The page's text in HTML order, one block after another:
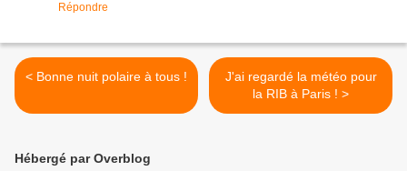
Répondre
< Bonne nuit polaire à tous !
J'ai regardé la météo pour
la RIB à Paris ! >
Hébergé par Overblog